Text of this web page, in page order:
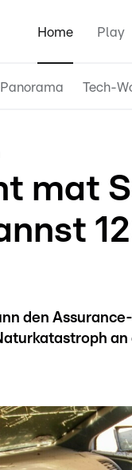
Home Play
Panorama Tech-
mat
den